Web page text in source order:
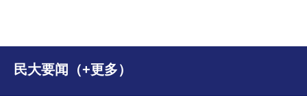
民大要闻（+更多）